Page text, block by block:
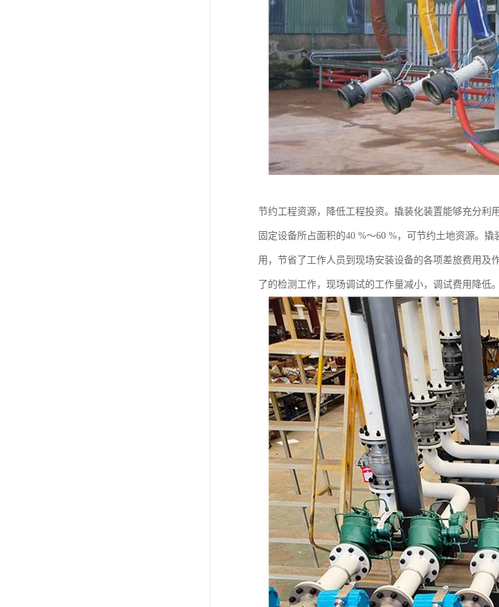
节约工程资源，降低工程投资。撬装化装置能够充分利
固定设备所占面积的40 %～60 %，可节约土地资源。
用，节省了工作人员到现场安装设备的各项差旅费用及
了的检测工作，现场调试的工作量减小，调试费用降低。